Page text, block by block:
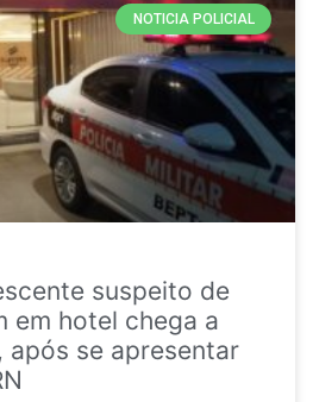
NOTICIA POLICIAL
suspeito de
em hotel chega a
após se apresentar